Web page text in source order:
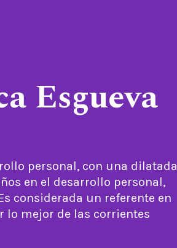
Esgueva
personal, con una dilatada
en el desarrollo personal,
considerada un referente en
lo mejor de las corrientes